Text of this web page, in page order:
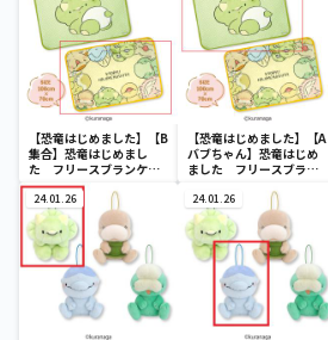
【恐竜はじめました】【B
集合】恐竜はじめまし
た フリースブランケッ
ト
【恐竜はじめました】【A
バブちゃん】恐竜はじめ
ました フリースブラン
24.01.26 24.01.26